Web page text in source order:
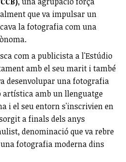
que va impulsar un
la fotografia com una
com a publicista a l'Estúdio
amb el seu marit i també
desenvolupar una fotografia
artística amb un llenguatge
i el seu entorn s'inscrivien en
a finals dels anys
denominació que va rebre
fotografia moderna dins